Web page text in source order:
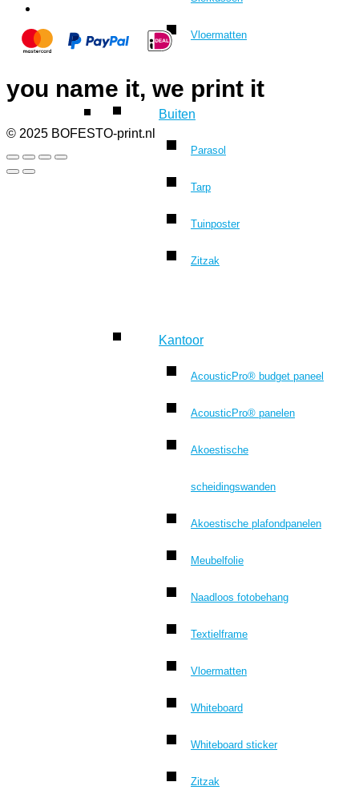
Vloermatten
Buiten
Parasol
Tarp
Tuinposter
Zitzak
Kantoor
AcousticPro® budget paneel
AcousticPro® panelen
Akoestische
scheidingswanden
Akoestische plafondpanelen
Meubelfolie
Naadloos fotobehang
Textielframe
Vloermatten
Whiteboard
Whiteboard sticker
Zitzak
you name it, we print it
© 2025 BOFESTO-print.nl